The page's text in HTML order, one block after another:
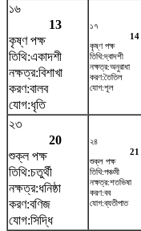
১৬
13
কৃষ্ণ পক্ষ
তিথি:একাদশী
নক্ষত্র:বিশাখা
করণ:বালব
যোগ:ধৃতি
১৭
14
কৃষ্ণ পক্ষ
তিথি:দ্বাদশী
নক্ষত্র:অনুরাধা
করণ:তৈতিল
যোগ:শূল
২৩
20
শুক্ল পক্ষ
তিথি:চতুর্থী
নক্ষত্র:ধনিষ্ঠা
করণ:বণিজ
যোগ:সিদ্ধি
২৪
21
শুক্ল পক্ষ
তিথি:পঞ্চমী
নক্ষত্র:শতভিষ‌া
করণ:বব
যোগ:ব্যতীপাত